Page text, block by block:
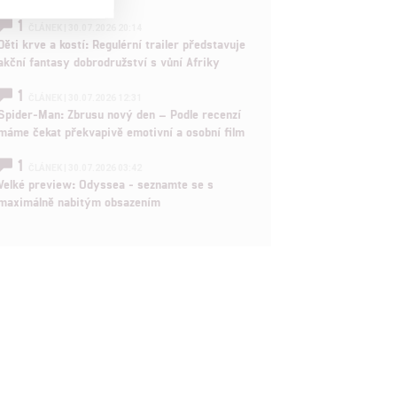
1
krve a kostí: Regulérní trailer představuje
fantasy dobrodružství s vůní Afriky
1
Man: Zbrusu nový den – Podle recenzí
čekat překvapivě emotivní a osobní film
1
preview: Odyssea - seznamte se s
nabitým obsazením
chyb,